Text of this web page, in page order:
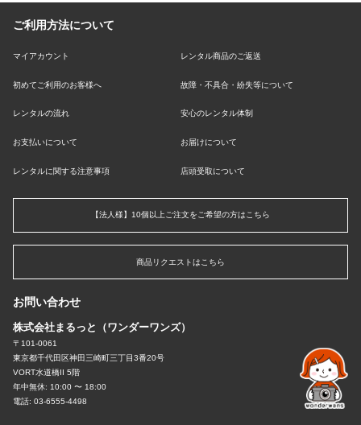
ご利用方法について
マイアカウント レンタル商品のご返送
初めてご利用のお客様へ 故障・不具合・紛失等について
レンタルの流れ 安心のレンタル体制
お支払いについて お届けについて
レンタルに関する注意事項 店頭受取について
【法人様】10個以上ご注文をご希望の方はこちら
商品リクエストはこちら
お問い合わせ
株式会社まるっと（ワンダーワンズ）
〒101-0061
東京都千代田区神田三崎町三丁目3番20号
VORT水道橋II 5階
年中無休: 10:00 〜 18:00
電話: 03-6555-4498